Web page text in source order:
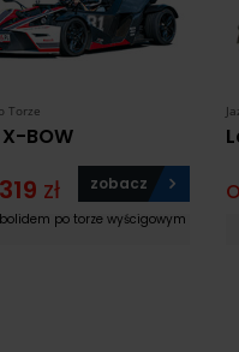
Torze
BOW
319 zł zobacz
po torze wyścigowym